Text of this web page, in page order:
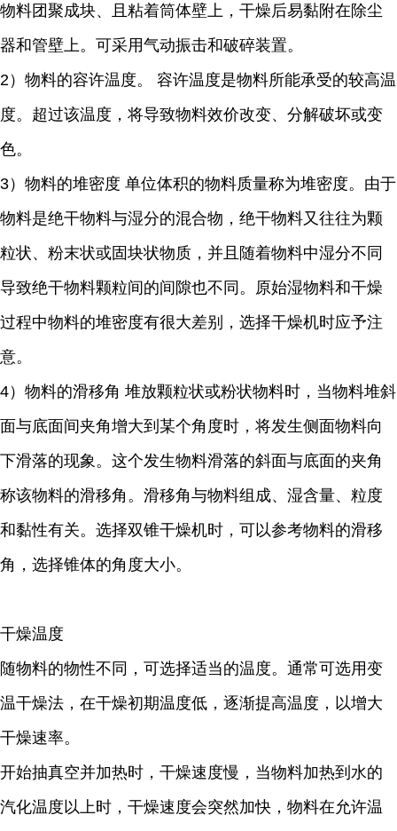
物料团聚成块、且粘着筒体壁上，干燥后易黏附在除尘
器和管壁上。可采用气动振击和破碎装置。
2）物料的容许温度。 容许温度是物料所能承受的较高温
度。超过该温度，将导致物料效价改变、分解破坏或变
色。
3）物料的堆密度 单位体积的物料质量称为堆密度。由于
物料是绝干物料与湿分的混合物，绝干物料又往往为颗
粒状、粉末状或固块状物质，并且随着物料中湿分不同
导致绝干物料颗粒间的间隙也不同。原始湿物料和干燥
过程中物料的堆密度有很大差别，选择干燥机时应予注
意。
4）物料的滑移角 堆放颗粒状或粉状物料时，当物料堆斜
面与底面间夹角增大到某个角度时，将发生侧面物料向
下滑落的现象。这个发生物料滑落的斜面与底面的夹角
称该物料的滑移角。滑移角与物料组成、湿含量、粒度
和黏性有关。选择双锥干燥机时，可以参考物料的滑移
角，选择锥体的角度大小。
干燥温度
随物料的物性不同，可选择适当的温度。通常可选用变
温干燥法，在干燥初期温度低，逐渐提高温度，以增大
干燥速率。
开始抽真空并加热时，干燥速度慢，当物料加热到水的
汽化温度以上时，干燥速度会突然加快，物料在允许温